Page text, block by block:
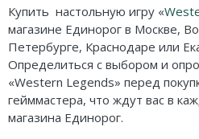
Купить настольную игру «
магазине Единорог в Москве,
Петербурге, Краснодаре или
Определиться с выбором и
«Western Legends» перед
гейммастера, что ждут вас в
магазина Единорог.